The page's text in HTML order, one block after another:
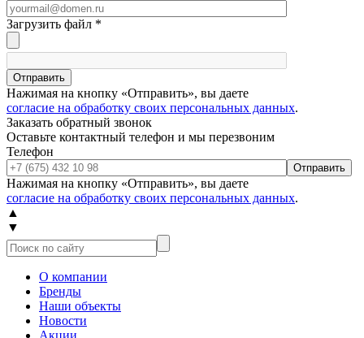
Загрузить файл *
Отправить
Нажимая на кнопку «Отправить», вы даете
согласие на обработку своих персональных данных.
Заказать обратный звонок
Оставьте контактный телефон и мы перезвоним
Телефон
Отправить
Нажимая на кнопку «Отправить», вы даете
согласие на обработку своих персональных данных.
▲
▼
О компании
Бренды
Наши объекты
Новости
Акции